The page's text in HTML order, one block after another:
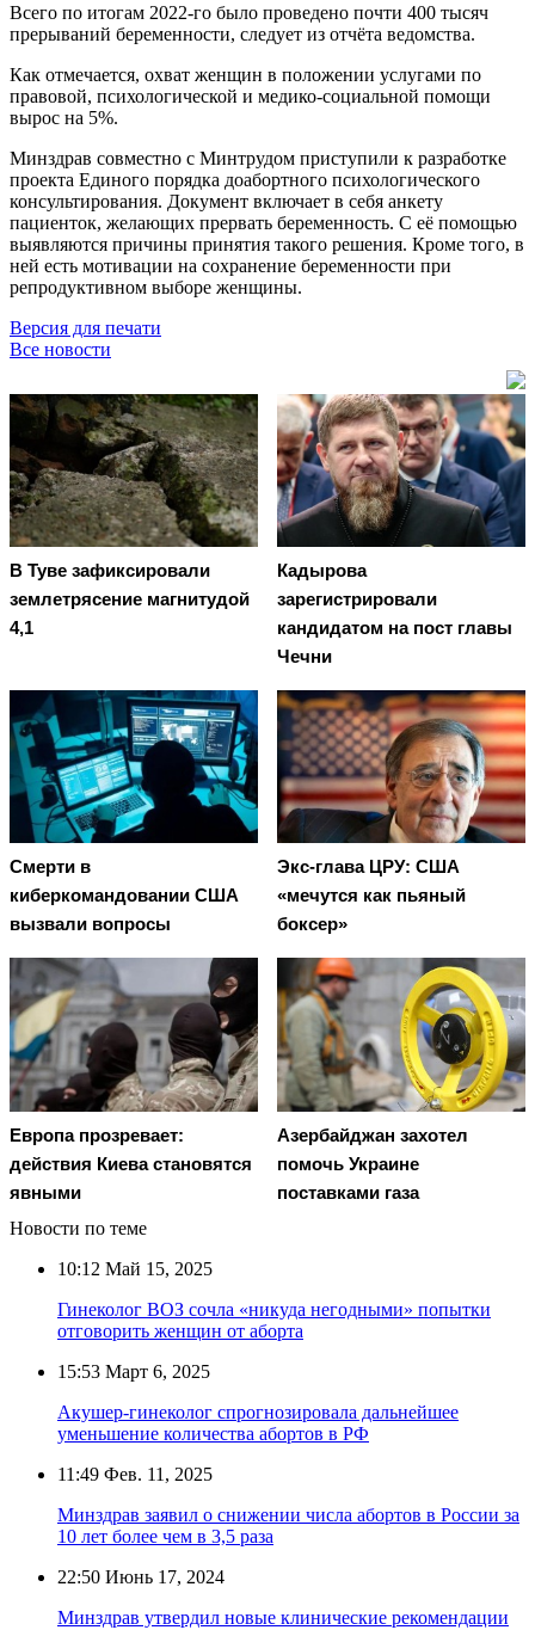
Всего по итогам 2022-го было проведено почти 400 тысяч
прерываний беременности, следует из отчёта ведомства.
Как отмечается, охват женщин в положении услугами по
правовой, психологической и медико-социальной помощи
вырос на 5%.
Минздрав совместно с Минтрудом приступили к разработке
проекта Единого порядка доабортного психологического
консультирования. Документ включает в себя анкету
пациенток, желающих прервать беременность. С её помощью
выявляются причины принятия такого решения. Кроме того, в
ней есть мотивации на сохранение беременности при
репродуктивном выборе женщины.
Версия для печати
Все новости
В Туве зафиксировали
землетрясение магнитудой
4,1
Кадырова
зарегистрировали
кандидатом на пост главы
Чечни
Смерти в
киберкомандовании США
вызвали вопросы
Экс-глава ЦРУ: США
«мечутся как пьяный
боксер»
Европа прозревает:
действия Киева становятся
явными
Азербайджан захотел
помочь Украине
поставками газа
Новости по теме
10:12 Май 15, 2025
Гинеколог ВОЗ сочла «никуда негодными» попытки
отговорить женщин от аборта
15:53 Март 6, 2025
Акушер-гинеколог спрогнозировала дальнейшее
уменьшение количества абортов в РФ
11:49 Фев. 11, 2025
Минздрав заявил о снижении числа абортов в России за
10 лет более чем в 3,5 раза
22:50 Июнь 17, 2024
Минздрав утвердил новые клинические рекомендации